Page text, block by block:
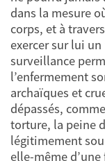
dans la mesure
corps, et à
exercer sur lui
surveillance
l’enfermement
archaïques et
dépassés,
torture, la peine
légitimement
elle-même